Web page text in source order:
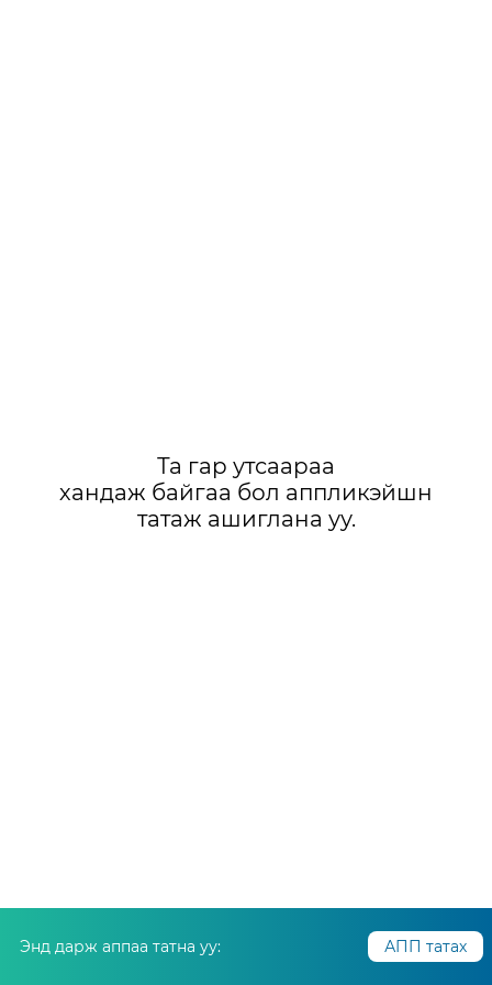
Та гар утсаараа
хандаж байгаа бол аппликэйшн
татаж ашиглана уу.
Энд дарж аппаа татна уу: АПП татах